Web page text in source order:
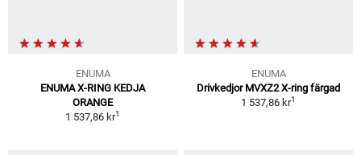
ENUMA
ENUMA X-RING KEDJA
ORANGE
1 537,86 kr1
ENUMA
Drivkedjor MVXZ2 X-ring färgad
1 537,86 kr1